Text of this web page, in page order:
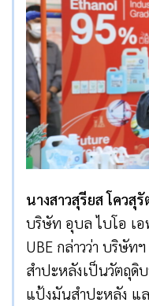
นางสาวสุรียส โควสุ
บริษัท อุบล ไบโอ เ
UBE กล่าวว่า บริษัท
สำปะหลังเป็นวัตถุดิ
แป้งมันสำปะหลัง แ